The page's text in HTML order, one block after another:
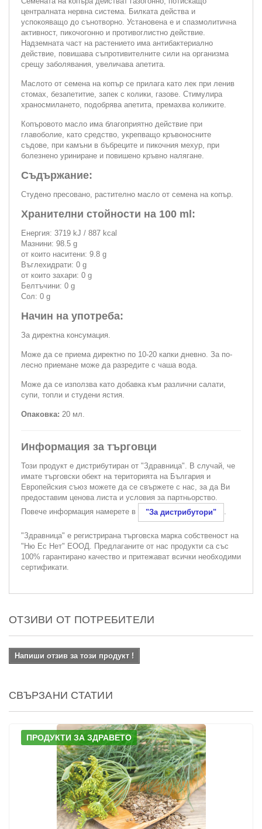
централната нервна система. Билката действа и
успокояващо до сънотворно. Установена е и спазмолитична
активност, пикочогонно и противоглистно действие.
Надземната част на растението има антибактериално
действие, повишава съпротивителните сили на организма
срещу заболявания, увеличава апетита.
Маслото от семена на копър се прилага като лек при ленив
стомах, безапетитие, запек с колики, газове. Стимулира
храносмилането, подобрява апетита, премахва коликите.
Копъровото масло има благоприятно действие при
главоболие, като средство, укрепващо кръвоносните
съдове, при камъни в бъбреците и пикочния мехур, при
болезнено уриниране и повишено кръвно налягане.
Съдържание:
Студено пресовано, растително масло от семена на копър.
Хранителни стойности на 100 ml:
Енергия: 3719 kJ / 887 kcal
Мазнини: 98.5 g
от които наситени: 9.8 g
Въглехидрати: 0 g
от които захари: 0 g
Белтъчини: 0 g
Сол: 0 g
Начин на употреба:
За директна консумация.
Може да се приема директно по 10-20 капки дневно. За по-
лесно приемане може да разредите с чаша вода.
Може да се използва като добавка към различни салати,
супи, топли и студени ястия.
Опаковка: 20 мл.
Информация за търговци
Този продукт е дистрибутиран от "Здравница". В случай, че
имате търговски обект на територията на България и
Европейския съюз можете да се свържете с нас, за да Ви
предоставим ценова листа и условия за партньорство.
Повече информация намерете в
"За дистрибутори" .
"Здравница" е регистрирана търговска марка собственост на
"Ню Ес Нет" ЕООД. Предлаганите от нас продукти са със
100% гарантирано качество и притежават всички необходими
сертификати.
ОТЗИВИ ОТ ПОТРЕБИТЕЛИ
Напиши отзив за този продукт !
СВЪРЗАНИ СТАТИИ
ПРОДУКТИ ЗА ЗДРАВЕТО